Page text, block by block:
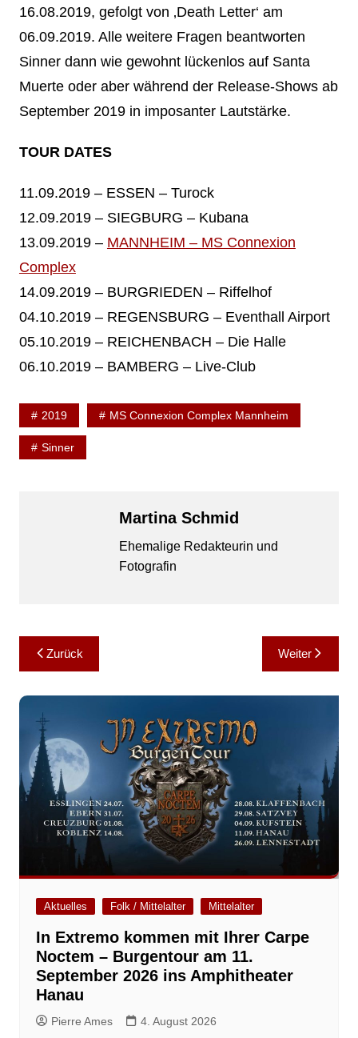
16.08.2019, gefolgt von ‚Death Letter‘ am
06.09.2019. Alle weitere Fragen beantworten
Sinner dann wie gewohnt lückenlos auf Santa
Muerte oder aber während der Release-Shows ab
September 2019 in imposanter Lautstärke.
TOUR DATES
11.09.2019 – ESSEN – Turock
12.09.2019 – SIEGBURG – Kubana
13.09.2019 – MANNHEIM – MS Connexion
Complex
14.09.2019 – BURGRIEDEN – Riffelhof
04.10.2019 – REGENSBURG – Eventhall Airport
05.10.2019 – REICHENBACH – Die Halle
06.10.2019 – BAMBERG – Live-Club
2019 MS Connexion Complex Mannheim
Sinner
Martina Schmid
Ehemalige Redakteurin und
Fotografin
Beitragsnavigation
Zurück Weiter
Aktuelles Folk / Mittelalter Mittelalter
In Extremo kommen mit Ihrer Carpe
Noctem – Burgentour am 11.
September 2026 ins Amphitheater
Hanau
Pierre Ames 4. August 2026